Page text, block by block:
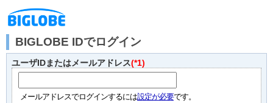
BIGLOBE IDでログイン
ユーザIDまたはメールアドレス(*1)
メールアドレスでログインするには設定が必要です。